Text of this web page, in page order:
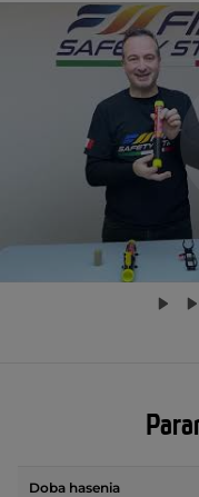
Doba hasenia